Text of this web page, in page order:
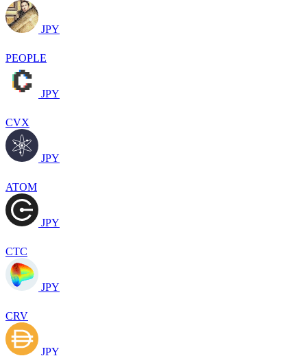
JPY
PEOPLE
JPY
CVX
JPY
ATOM
JPY
CTC
JPY
CRV
JPY